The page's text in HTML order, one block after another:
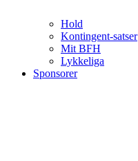
Hold
Kontingent-satser
Mit BFH
Lykkeliga
Sponsorer